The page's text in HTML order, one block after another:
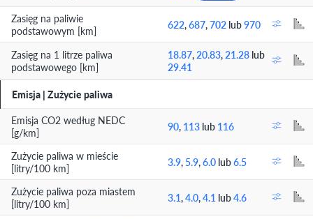
Zasięg na paliwie
podstawowym [km]
622,687,702 lub970
Zasięg na 1 litrze paliwa
podstawowego [km]
18.87,20.83,21.28 lub
29.41
Emisja | Zużycie paliwa
Emisja CO2 według NEDC
[g/km]
90, 113 lub 116
Zużycie paliwa w mieście
[litry/100 km]
3.9, 5.9,6.0 lub6.5
Zużycie paliwa poza miastem
[litry/100 km]
3.1,4.0,4.1 lub4.6